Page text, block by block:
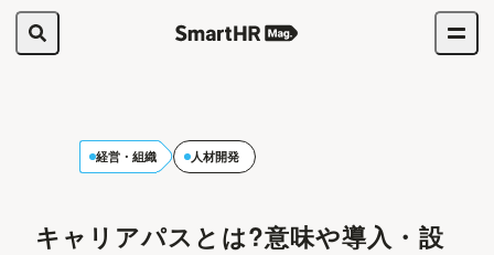
経営・組織 人材開発
キャリアパスとは?意味や導入・設